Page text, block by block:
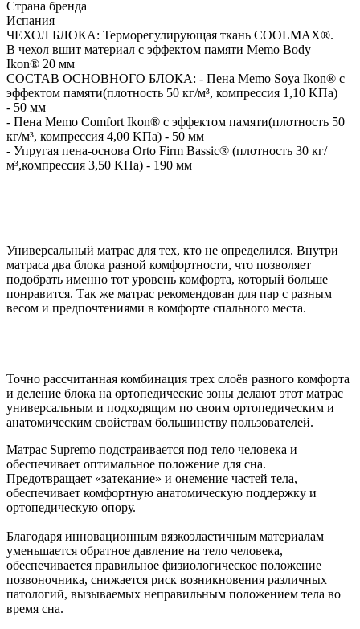
Страна бренда
Испания
ЧЕХОЛ БЛОКА: Терморегулирующая ткань COOLMAX®.
В чехол вшит материал с эффектом памяти Memo Body
Ikon® 20 мм
СОСТАВ ОСНОВНОГО БЛОКА: - Пена Memo Soya Ikon® c
эффектом памяти(плотность 50 кг/м³, компрессия 1,10 KПa)
- 50 мм
- Пена Memo Comfort Ikon® c эффектом памяти(плотность 50
кг/м³, компрессия 4,00 KПa) - 50 мм
- Упругая пена-основа Orto Firm Bassic® (плотность 30 кг/
м³,компрессия 3,50 KПa) - 190 мм
Универсальный матрас для тех, кто не определился. Внутри
матраса два блока разной комфортности, что позволяет
подобрать именно тот уровень комфорта, который больше
понравится. Так же матрас рекомендован для пар с разным
весом и предпочтениями в комфорте спального места.
Точно рассчитанная комбинация трех слоёв разного комфорта
и деление блока на ортопедические зоны делают этот матрас
универсальным и подходящим по своим ортопедическим и
анатомическим свойствам большинству пользователей.
Матрас Supremo подстраивается под тело человека и
обеспечивает оптимальное положение для сна.
Предотвращает «затекание» и онемение частей тела,
обеспечивает комфортную анатомическую поддержку и
ортопедическую опору.
Благодаря инновационным вязкоэластичным материалам
уменьшается обратное давление на тело человека,
обеспечивается правильное физиологическое положение
позвоночника, снижается риск возникновения различных
патологий, вызываемых неправильным положением тела во
время сна.